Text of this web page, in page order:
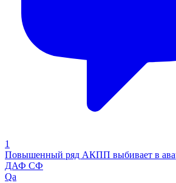
1
Повышенный ряд АКПП выбивает в
ДАФ СФ
Qa